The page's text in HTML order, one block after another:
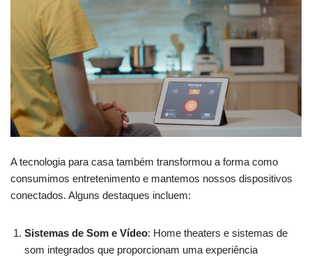
A tecnologia para casa também transformou a forma como
consumimos entretenimento e mantemos nossos dispositivos
conectados. Alguns destaques incluem:
Sistemas de Som e Vídeo: Home theaters e sistemas de
som integrados que proporcionam uma experiência